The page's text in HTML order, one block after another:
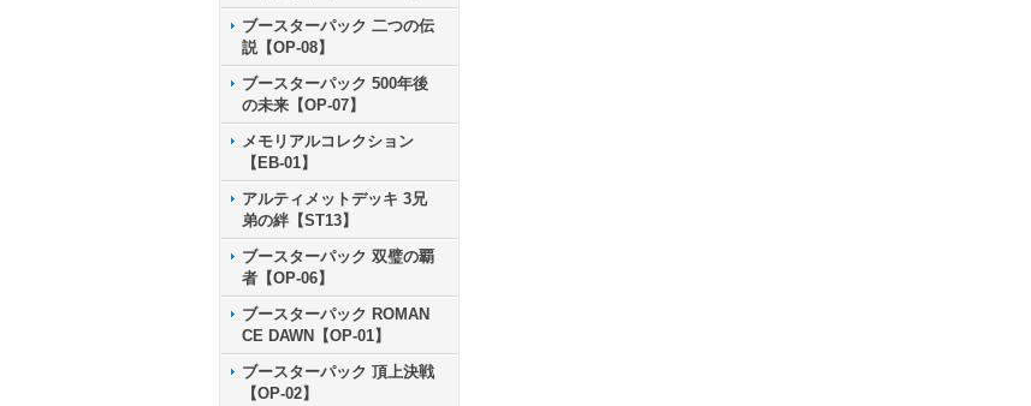
ブースターパック 二つの伝
説【OP-08】
ブースターパック 500年後
の未来【OP-07】
メモリアルコレクション
【EB-01】
アルティメットデッキ 3兄
弟の絆【ST13】
ブースターパック 双璧の覇
者【OP-06】
ブースターパック ROMAN
CE DAWN【OP-01】
ブースターパック 頂上決戦
【OP-02】